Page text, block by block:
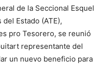
de la Seccional Esquel
Estado (ATE),
pro Tesorero, se reunió
representante del
un nuevo beneficio para